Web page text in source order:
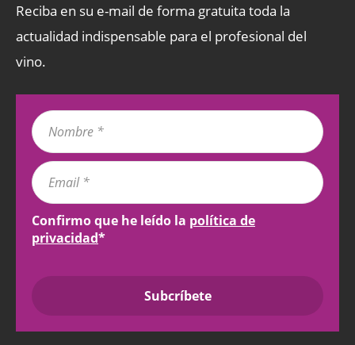
Reciba en su e-mail de forma gratuita toda la
actualidad indispensable para el profesional del
vino.
Confirmo que he leído la política de
privacidad*